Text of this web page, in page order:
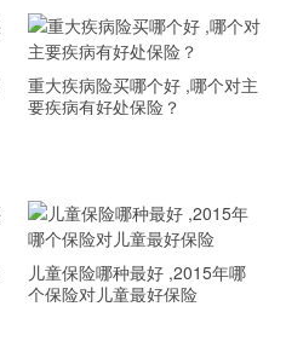
重大疾病险买哪个好 ,哪个对主
要疾病有好处保险？
儿童保险哪种最好 ,2015年哪
个保险对儿童最好保险